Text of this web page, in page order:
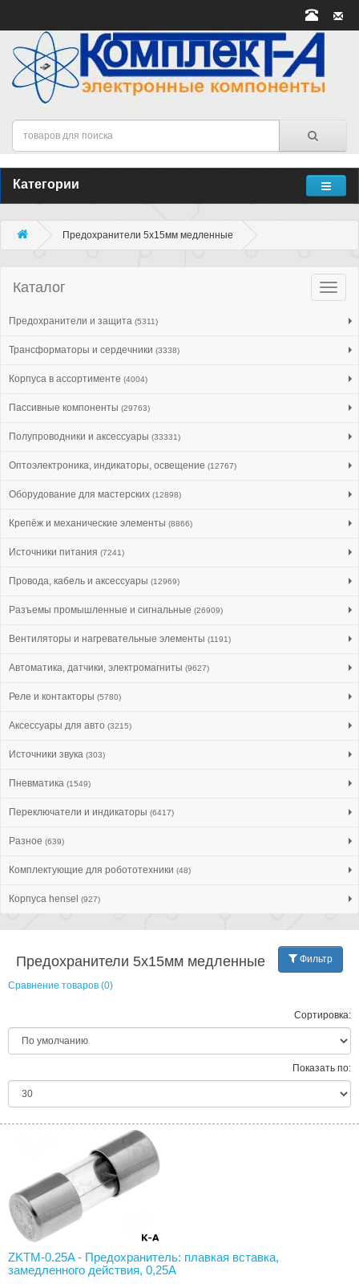
Категории
Предохранители 5x15мм медленные
Каталог
Предохранители и защита (5311)
Трансформаторы и сердечники (3338)
Корпуса в ассортименте (4004)
Пассивные компоненты (29763)
Полупроводники и аксессуары (33331)
Оптоэлектроника, индикаторы, освещение (12767)
Оборудование для мастерских (12898)
Крепёж и механические элементы (8866)
Источники питания (7241)
Провода, кабель и аксессуары (12969)
Разъемы промышленные и сигнальные (26909)
Вентиляторы и нагревательные элементы (1191)
Автоматика, датчики, электромагниты (9627)
Реле и контакторы (5780)
Аксессуары для авто (3215)
Источники звука (303)
Пневматика (1549)
Переключатели и индикаторы (6417)
Разное (639)
Комплектующие для робототехники (48)
Корпуса hensel (927)
Фильтр
Предохранители 5x15мм медленные
Сравнение товаров (0)
Сортировка:
Показать по:
ZKTM-0.25A - Предохранитель: плавкая вставка,
замедленного действия, 0,25А